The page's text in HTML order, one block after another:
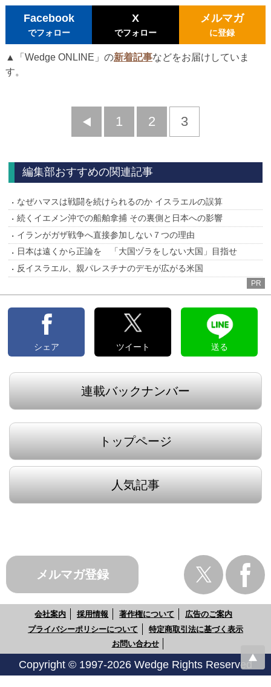
Facebook
でフォロー
X
でフォロー
メルマガ
に登録
▲「Wedge ONLINE」の新着記事などをお届けしていま
す。
前
1 2 3
編集部おすすめの関連記事
なぜハマスは戦闘を続けられるのか イスラエルの誤算
続くイエメン沖での船舶拿捕 その裏側と日本への影響
イランがガザ戦争へ直接参加しない７つの理由
日本は遠くから正論を 「大国ヅラをしない大国」目指せ
反イスラエル、親パレスチナのデモが広がる米国
PR
シェア ツイート 送る
連載バックナンバー
トップページ
人気記事
メルマガ登録
会社案内 採用情報 著作権について
広告のご案内
プライバシーポリシーについて
特定商取引法に基づく表示
お問い合わせ
Copyright © 1997-2026 Wedge Rights Reserved